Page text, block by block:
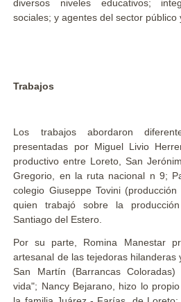
diversos niveles educativos;
sociales; y agentes del sector público
Trabajos
Los trabajos abordaron
presentadas por Miguel Livio
productivo entre Loreto, San
Gregorio, en la ruta nacional n 9;
colegio Giuseppe Tovini
quien trabajó sobre la
Santiago del Estero.
Por su parte, Romina Manestar
artesanal de las tejedoras hilanderas
San Martín (Barrancas Coloradas)
vida"; Nancy Bejarano, hizo lo